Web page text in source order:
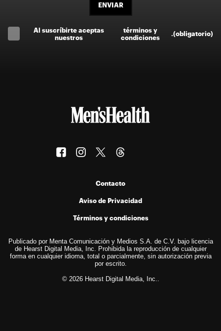
ENVIAR
Al suscríbirte aceptas
nuestros
términos y
condiciones
.(obligatorio)
Contacto
Aviso de Privacidad
Términos y condiciones
Publicado por Menta Comunicación y Medios S.A. de C.V. bajo licencia
de Hearst Digital Media, Inc. Prohibida la reproducción de cualquier
forma en cualquier idioma, total o parcialmente, sin autorización previa
por escrito.
© 2026 Hearst Digital Media, Inc..